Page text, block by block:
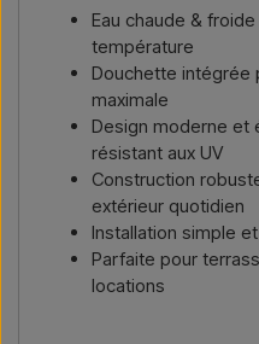
Eau chaude &
température
Douchette intégrée
maximale
Design moderne et
résistant aux UV
Construction
extérieur quotidien
Installation simple
Parfaite pour
locations